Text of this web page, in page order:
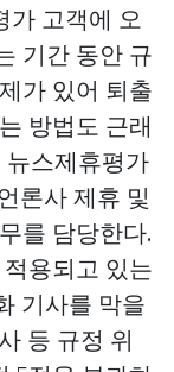
가 고객에 오
기간 동안 규
가 있어 퇴출
방법도 근래
스제휴평가
론사 제휴 및
를 담당한다.
용되고 있는
기사를 막을
등 규정 위